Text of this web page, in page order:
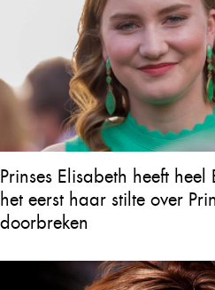
Prinses Elisabeth heeft
het eerst haar stilte over
doorbreken